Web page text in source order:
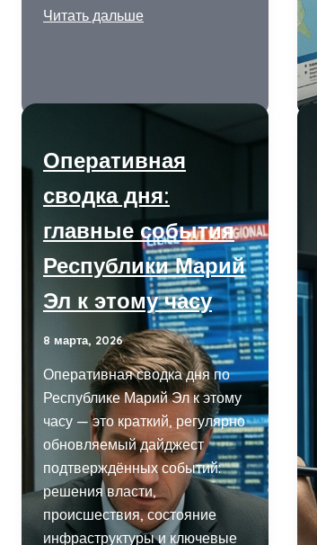
Спорт:
спортсменов,
матчей
успехи
юниоров
Читать дальше
Оперативная
сводка дня:
главные события
Республики Марий
Эл к этому часу
8 марта, 2026
Оперативная сводка дня по
Республике Марий Эл к этому
часу — это краткий, регулярно
обновляемый дайджест
подтверждённых событий:
решения власти,
происшествия, состояние
инфраструктуры и ключевые